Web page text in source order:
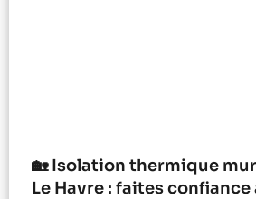
🏡 Isolation thermique
Le Havre : faites confiance